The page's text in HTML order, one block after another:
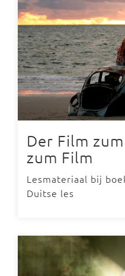
Der Film
zum Film
Lesmateriaal bij
Duitse les